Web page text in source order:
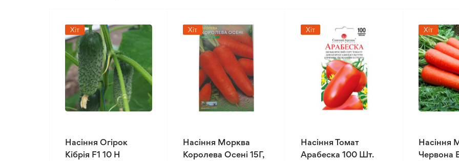
Хіт
Насіння Огірок
Кібрія F1 10 Н
Хіт
Насіння Морква
Королева Осені 15Г,
Хіт
Насіння Томат
Арабеска 100 Шт.
Хіт
Насіння
Червона